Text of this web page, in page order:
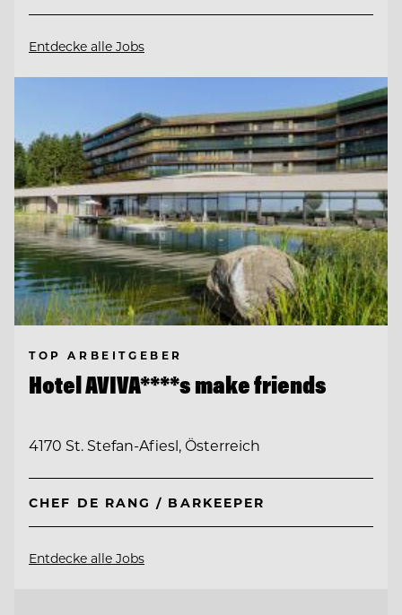
Entdecke alle Jobs
TOP ARBEITGEBER
Hotel AVIVA****s make friends
4170 St. Stefan-Afiesl, Österreich
CHEF DE RANG / BARKEEPER
Entdecke alle Jobs